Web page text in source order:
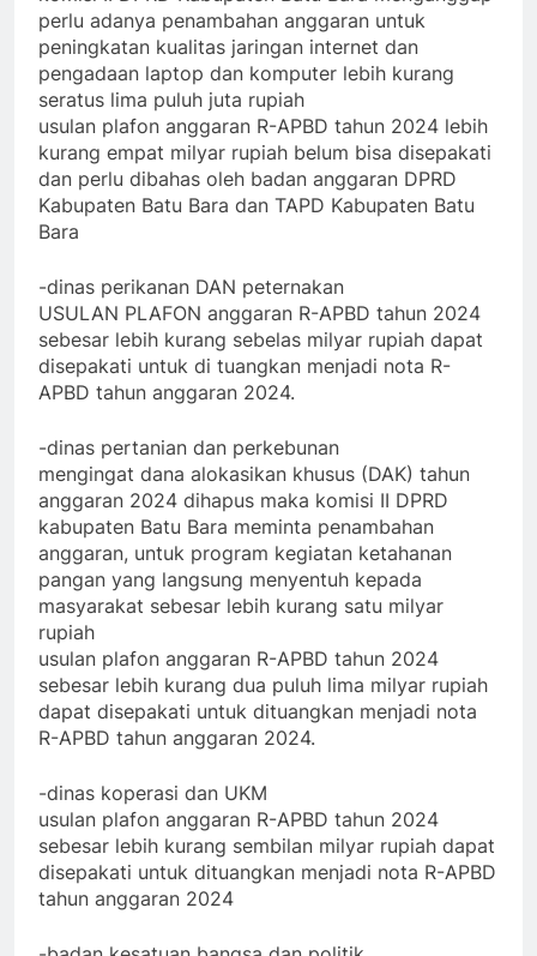
perlu adanya penambahan anggaran untuk
peningkatan kualitas jaringan internet dan
pengadaan laptop dan komputer lebih kurang
seratus lima puluh juta rupiah
usulan plafon anggaran R-APBD tahun 2024 lebih
kurang empat milyar rupiah belum bisa disepakati
dan perlu dibahas oleh badan anggaran DPRD
Kabupaten Batu Bara dan TAPD Kabupaten Batu
Bara
-dinas perikanan DAN peternakan
USULAN PLAFON anggaran R-APBD tahun 2024
sebesar lebih kurang sebelas milyar rupiah dapat
disepakati untuk di tuangkan menjadi nota R-
APBD tahun anggaran 2024.
-dinas pertanian dan perkebunan
mengingat dana alokasikan khusus (DAK) tahun
anggaran 2024 dihapus maka komisi II DPRD
kabupaten Batu Bara meminta penambahan
anggaran, untuk program kegiatan ketahanan
pangan yang langsung menyentuh kepada
masyarakat sebesar lebih kurang satu milyar
rupiah
usulan plafon anggaran R-APBD tahun 2024
sebesar lebih kurang dua puluh lima milyar rupiah
dapat disepakati untuk dituangkan menjadi nota
R-APBD tahun anggaran 2024.
-dinas koperasi dan UKM
usulan plafon anggaran R-APBD tahun 2024
sebesar lebih kurang sembilan milyar rupiah dapat
disepakati untuk dituangkan menjadi nota R-APBD
tahun anggaran 2024